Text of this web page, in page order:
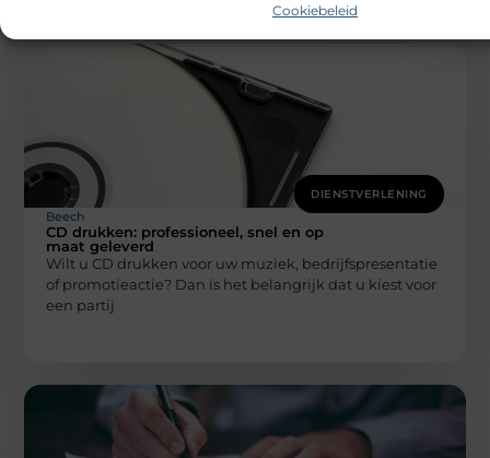
Cookiebeleid
DIENSTVERLENING
Beech
CD drukken: professioneel, snel en op
maat geleverd
Wilt u CD drukken voor uw muziek, bedrijfspresentatie
of promotieactie? Dan is het belangrijk dat u kiest voor
een partij